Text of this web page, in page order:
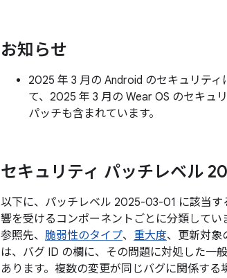
お知らせ
2025 年 3 月の Android のセキュリテ
て、2025 年 3 月の Wear OS のセキュ
パッチも含まれています。
セキュリティ パッチレベル
以下に、パッチレベル 2025-03-01 に該当
響を受けるコンポーネントごとに分類して
参照先、 脆弱性のタイプ、 重大度、更新対象
は、バグ ID の欄に、その問題に対処した一
あります。複数の変更が同じバグに関係す